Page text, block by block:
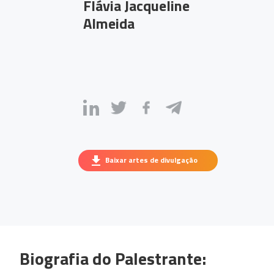
Flávia Jacqueline
Almeida
Baixar artes de divulgação
Biografia do Palestrante: